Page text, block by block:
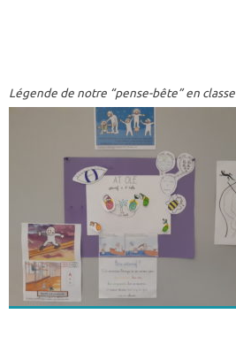
Légende de notre “pense-bête” en classe